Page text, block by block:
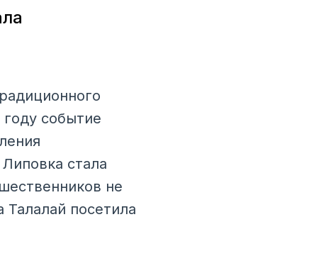
событие
стала
не
посетила